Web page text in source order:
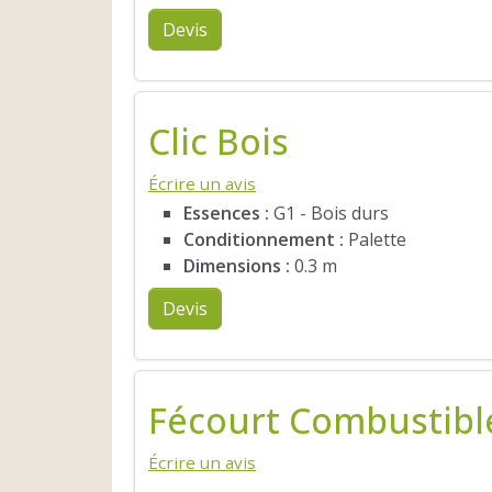
Devis
Clic Bois
Écrire un avis
Essences : G1 - Bois durs
Conditionnement : Palette
Dimensions : 0.3 m
Devis
Fécourt
Écrire un avis